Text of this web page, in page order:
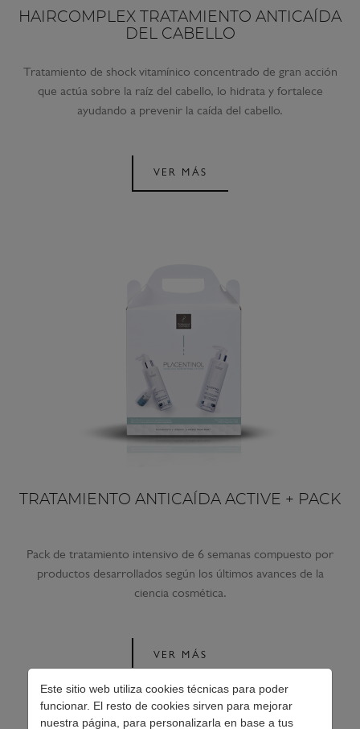
Este sitio web utiliza cookies técnicas para poder
funcionar. El resto de cookies sirven para mejorar
nuestra página, para personalizarla en base a tus
HAIRCOMPLEX TRATAMIENTO ANTICAÍDA
DEL CABELLO
Tratamiento de shock vitamínico concentrado de gran acción
que actúa sobre la raíz del cabello, lo hidrata y fortalece
ayudando a prevenir la caída del cabello.
VER MÁS
TRATAMIENTO ANTICAÍDA ACTIVE + PACK
Pack de tratamiento intensivo de 6 semanas compuesto por
productos desarrollados según los últimos avances de la
ciencia cosmética.
VER MÁS